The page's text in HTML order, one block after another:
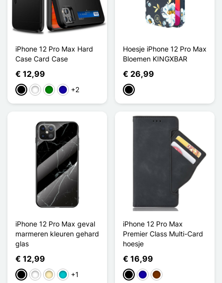
iPhone 12 Pro Max Hard
Case Card Case
€ 12,99
ZwartWit GroenDonkerblauw
+2
Hoesje iPhone 12 Pro Max
Bloemen KINGXBAR
€ 26,99
Zwart
iPhone 12 Pro Max geval
marmeren kleuren gehard
glas
€ 12,99
ZwartWit GoldenTurkoois
+1
iPhone 12 Pro Max
Premier Class Multi-Card
hoesje
€ 16,99
ZwartDonkerblauw
Koffie